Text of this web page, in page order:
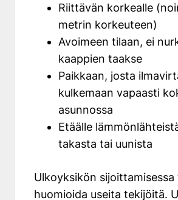
Riittävän korkealle
metrin korkeuteen)
Avoimeen tilaan, ei
kaappien taakse
Paikkaan, josta
kulkemaan vapaasti
asunnossa
Etäälle
takasta tai uunista
Ulkoyksikön sijoittamisessa
huomioida useita tekijöitä.